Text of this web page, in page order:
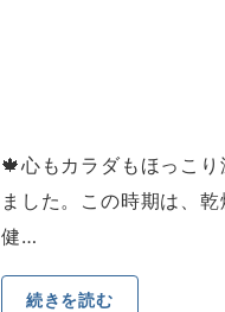
🍁⼼もカラダもほっこ
ました。この時期は、
健…
続きを読む